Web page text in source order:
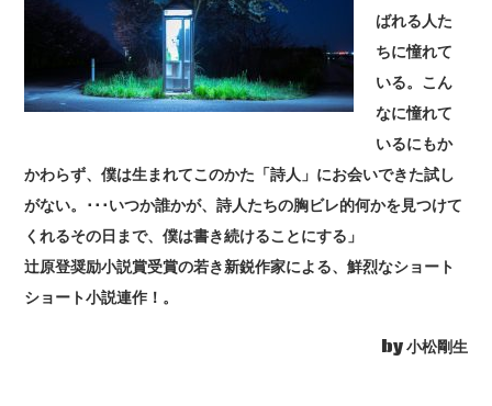
ばれる人た
ちに憧れて
いる。こん
なに憧れて
いるにもか
かわらず、僕は生まれてこのかた「詩人」にお会いできた試し
がない。･･･いつか誰かが、詩人たちの胸ビレ的何かを見つけて
くれるその日まで、僕は書き続けることにする」
辻原登奨励小説賞受賞の若き新鋭作家による、鮮烈なショート
ショート小説連作！。
by 小松剛生